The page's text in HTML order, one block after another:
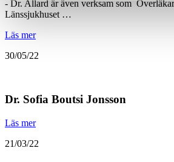
- Dr. Allard är även verksam som
Länssjukhuset …
Läs mer
30/05/22
Dr. Sofia Boutsi Jonsson
Läs mer
21/03/22